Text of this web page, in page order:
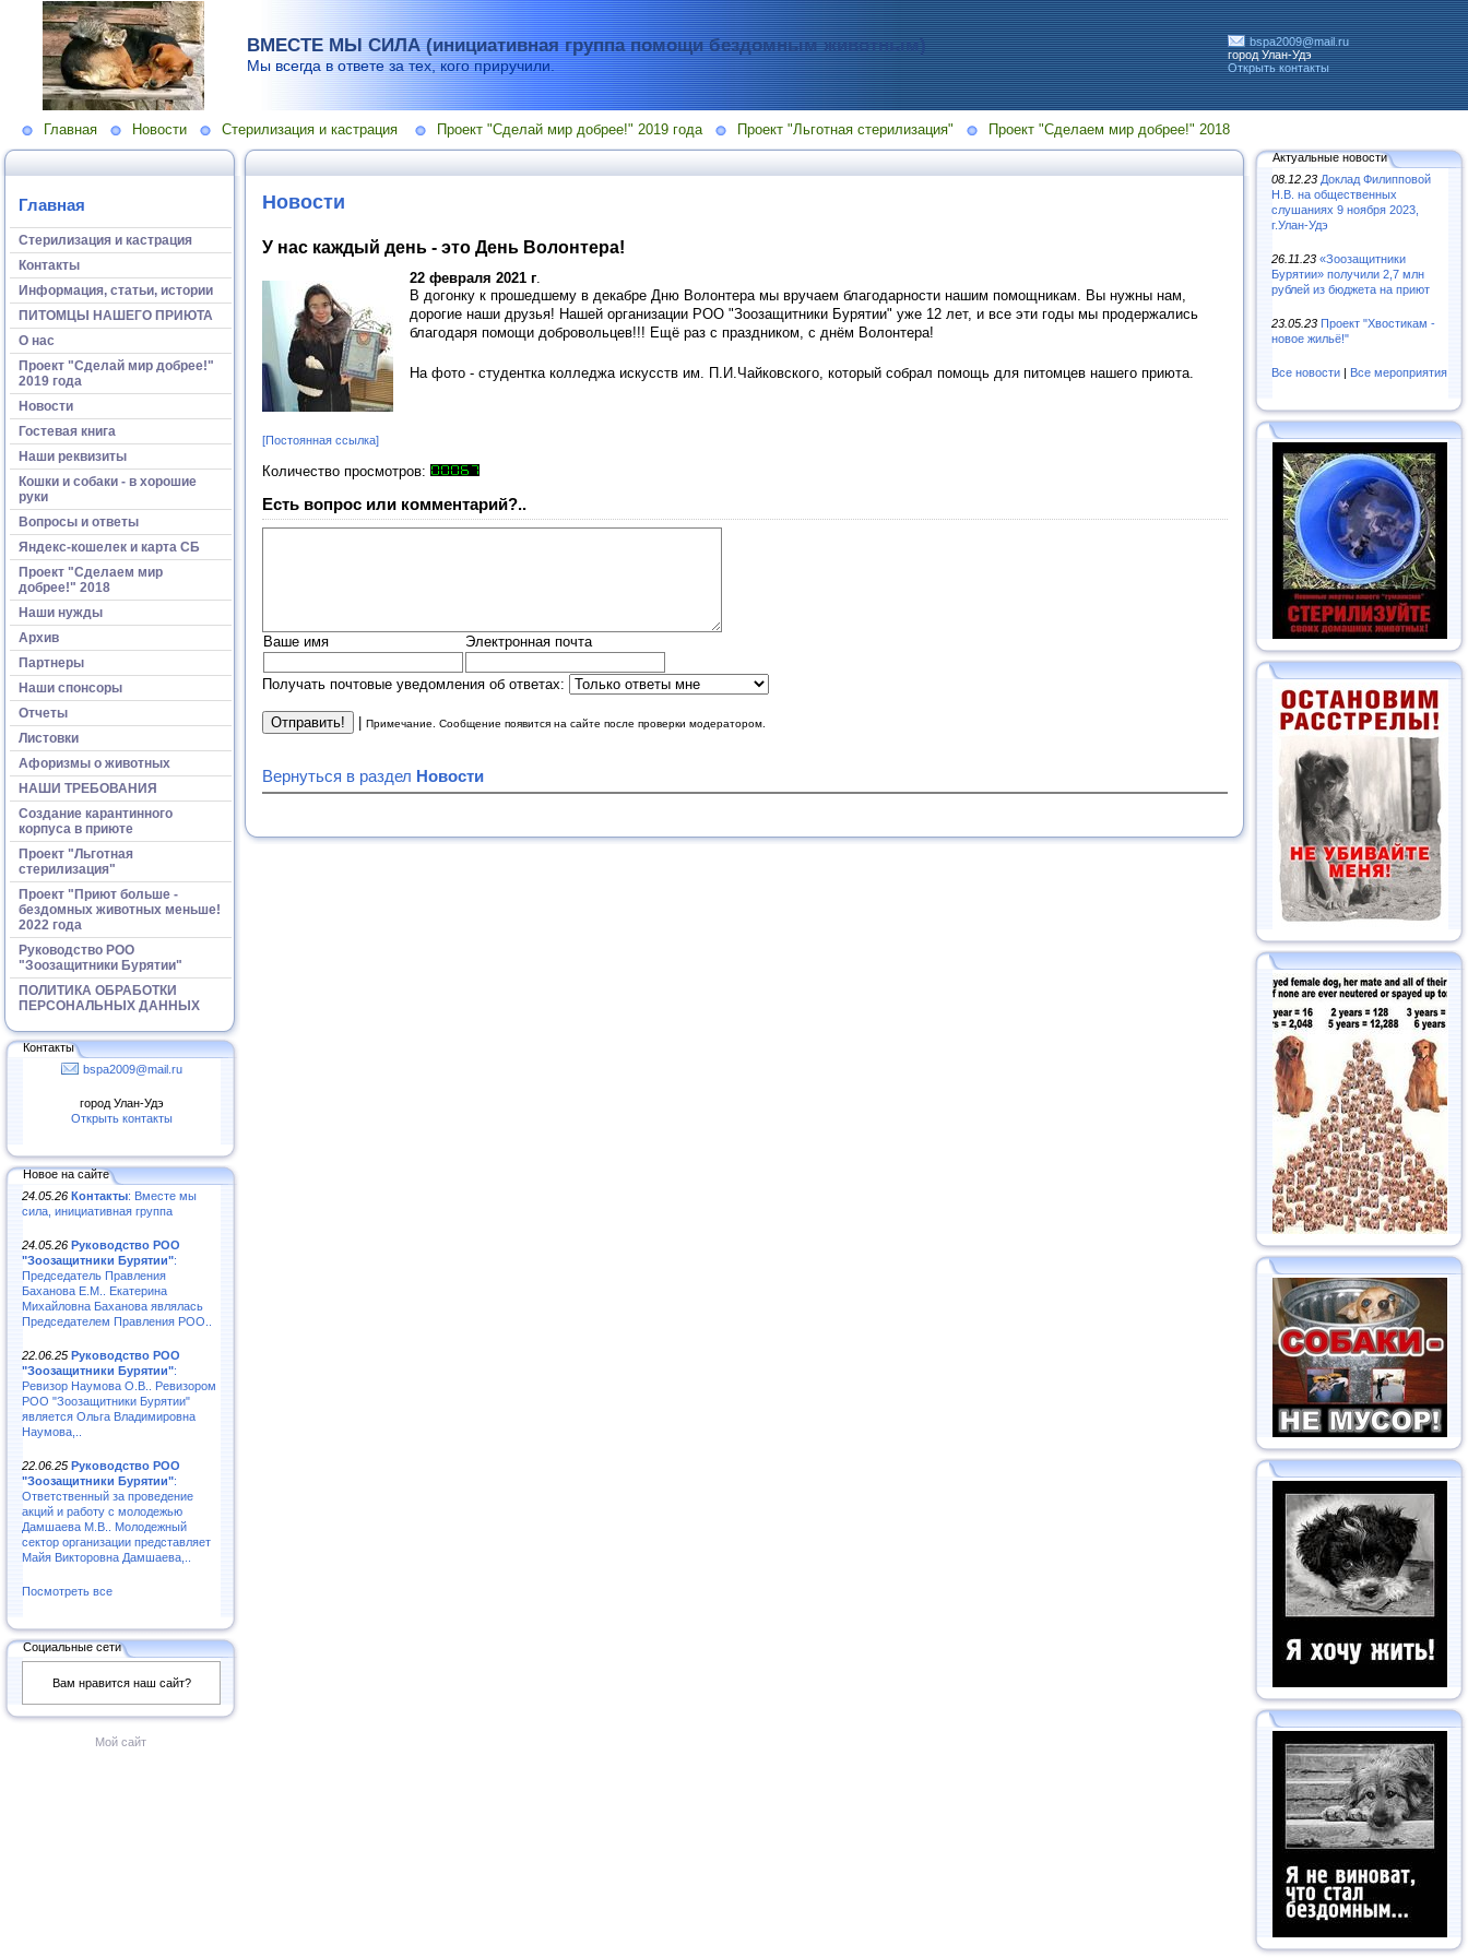
ВМЕСТЕ МЫ СИЛА (инициативная группа помощи бездомным животным)
Мы всегда в ответе за тех, кого приручили.
bspa2009@mail.ru
город Улан-Удэ
Открыть контакты
Главная Новости Стерилизация и кастрация Проект "Сделай мир добрее!" 2019 года Проект "Льготная стерилизация" Проект "Сделаем мир добрее!" 2018
Главная
Стерилизация и кастрация
Контакты
Информация, статьи, истории
ПИТОМЦЫ НАШЕГО ПРИЮТА
О нас
Проект "Сделай мир добрее!"
2019 года
Новости
Гостевая книга
Наши реквизиты
Кошки и собаки - в хорошие
руки
Вопросы и ответы
Яндекс-кошелек и карта СБ
Проект "Сделаем мир
добрее!" 2018
Наши нужды
Архив
Партнеры
Наши спонсоры
Отчеты
Листовки
Афоризмы о животных
НАШИ ТРЕБОВАНИЯ
Создание карантинного
корпуса в приюте
Проект "Льготная
стерилизация"
Проект "Приют больше -
бездомных животных меньше!
2022 года
Руководство РОО
"Зоозащитники Бурятии"
ПОЛИТИКА ОБРАБОТКИ
ПЕРСОНАЛЬНЫХ ДАННЫХ
Контакты
bspa2009@mail.ru
город Улан-Удэ
Открыть контакты
Новое на сайте
24.05.26 Контакты: Вместе мы
сила, инициативная группа
24.05.26 Руководство РОО
"Зоозащитники Бурятии":
Председатель Правления
Баханова Е.М.. Екатерина
Михайловна Баханова являлась
Председателем Правления РОО..
22.06.25 Руководство РОО
"Зоозащитники Бурятии":
Ревизор Наумова О.В.. Ревизором
РОО "Зоозащитники Бурятии"
является Ольга Владимировна
Наумова,..
22.06.25 Руководство РОО
"Зоозащитники Бурятии":
Ответственный за проведение
акций и работу с молодежью
Дамшаева М.В.. Молодежный
сектор организации представляет
Майя Викторовна Дамшаева,..
Посмотреть все
Социальные сети
Вам нравится наш сайт?
Мой сайт
Новости
У нас каждый день - это День Волонтера!
22 февраля 2021 г.
В догонку к прошедшему в декабре Дню Волонтера мы вручаем благодарности нашим помощникам. Вы нужны нам,
дорогие наши друзья! Нашей организации РОО "Зоозащитники Бурятии" уже 12 лет, и все эти годы мы продержались
благодаря помощи добровольцев!!! Ещё раз с праздником, с днём Волонтера!
На фото - студентка колледжа искусств им. П.И.Чайковского, который собрал помощь для питомцев нашего приюта.
[Постоянная ссылка]
Количество просмотров:
Есть вопрос или комментарий?..
Ваше имя Электронная почта
Получать почтовые уведомления об ответах:
Примечание. Сообщение появится на сайте после проверки модератором.
Вернуться в раздел Новости
Актуальные новости
08.12.23 Доклад Филипповой
Н.В. на общественных
слушаниях 9 ноября 2023,
г.Улан-Удэ
26.11.23 «Зooзaщитники
Бypятии» пoлyчили 2,7 млн
pyблeй из бюджeтa нa пpиют
23.05.23 Проект "Хвостикам -
новое жильё!"
Все новости | Все мероприятия